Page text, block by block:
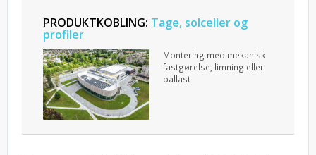
PRODUKTKOBLING: Tage, solceller og
profiler
Montering med mekanisk
fastgørelse, limning eller
ballast